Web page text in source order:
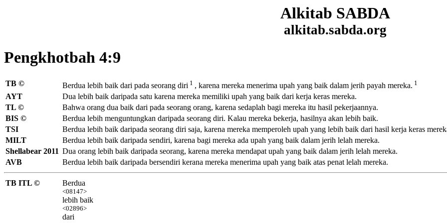
Alkitab SABDA
alkitab.sabda.org
Pengkhotbah 4:9
TB © Berdua lebih baik dari pada seorang diri 1 , karena mereka menerima upah yang baik dalam jerih payah mereka. 1
AYT
Dua lebih baik daripada satu karena mereka memiliki upah yang baik dari kerja keras mereka.
TL ©
Bahwa orang dua baik dari pada seorang orang, karena sedaplah bagi mereka itu hasil pekerjaannya.
BIS ©
Berdua lebih menguntungkan daripada seorang diri. Kalau mereka bekerja, hasilnya akan lebih baik.
TSI
Berdua lebih baik daripada seorang diri saja, karena mereka memperoleh upah yang lebih baik dari hasil kerja keras
MILT
Berdua lebih baik daripada sendiri, karena bagi mereka ada upah yang baik dalam jerih lelah mereka.
Shellabear 2011 Dua orang lebih baik daripada seorang, karena mereka mendapat upah yang baik dalam jerih lelah mereka.
AVB
Berdua lebih baik daripada bersendiri kerana mereka menerima upah yang baik atas penat lelah mereka.
TB ITL © Berdua
<08147>
lebih baik
<02896>
dari